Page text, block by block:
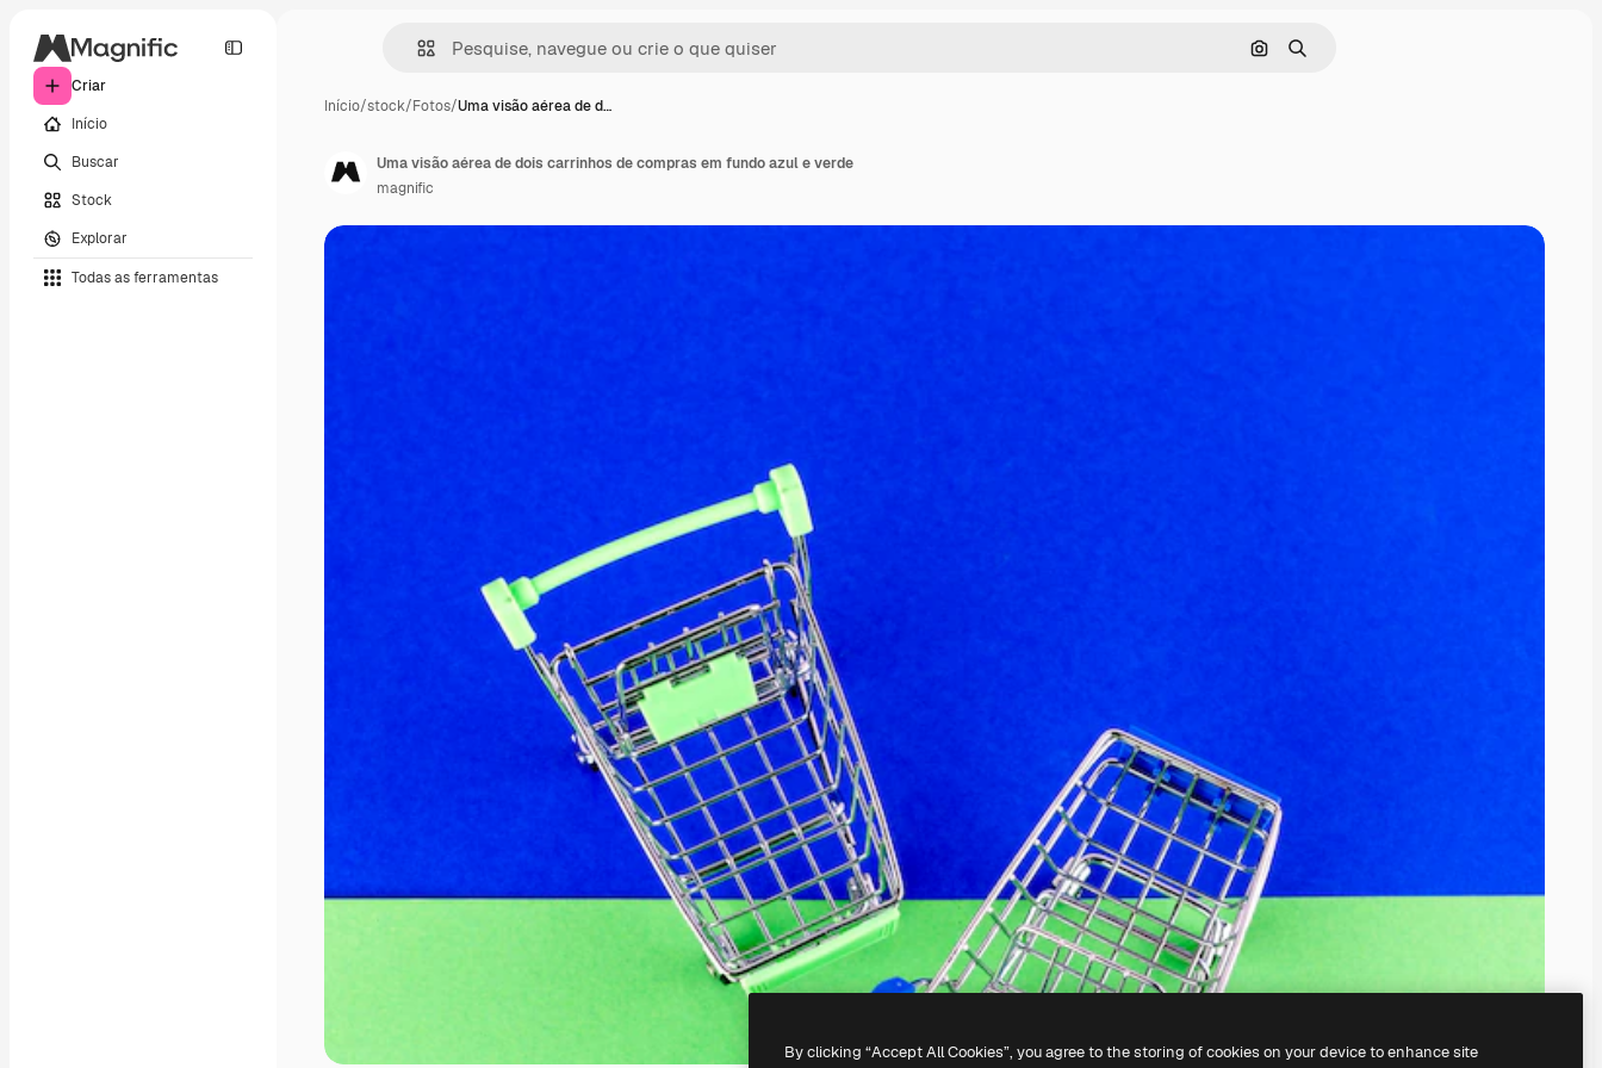
Criar
Início
Buscar
Stock
Explorar
Todas as ferramentas
Pesquisar por imagem
Buscar
Início/stock/Fotos/Uma visão aérea de d…
Uma visão aérea de dois carrinhos de compras em fundo azul e verde
magnific
By clicking “Accept All Cookies”, you agree to the storing of cookies on your device to enhance site